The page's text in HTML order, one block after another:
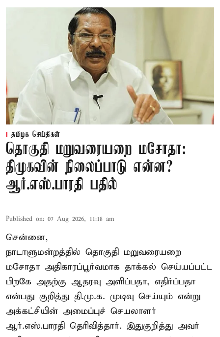
தமிழக செய்திகள்
தொகுதி மறுவரையறை மசோதா:
திமுகவின் நிலைப்பாடு என்ன?
ஆர்.எஸ்.பாரதி பதில்
Published on: 07 Aug 2026, 11:18 am
சென்னை,
நாடாளுமன்றத்தில் தொகுதி மறுவரையறை
மசோதா அதிகாரப்பூர்வமாக தாக்கல் செய்யப்பட்ட
பிறகே அதற்கு ஆதரவு அளிப்பதா, எதிர்ப்பதா
என்பது குறித்து தி.மு.க. முடிவு செய்யும் என்று
அக்கட்சியின் அமைப்புச் செயலாளர்
ஆர்.எஸ்.பாரதி தெரிவித்தார். இதுகுறித்து அவர்